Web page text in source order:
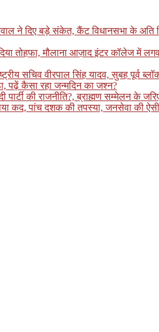
ने दिए बड़े संकेत, कैंट विधानसभा के
तोहफा, मौलाना आज़ाद इंटर कॉलेज में
सचिव वीरपाल सिंह यादव, सुबह
पढ़ें कैसा रहा जन्मदिन का जश्न?
की राजनीति?, ब्राह्मण सम्मेलन के
कद, पांच दशक की तपस्या, जनसेवा की